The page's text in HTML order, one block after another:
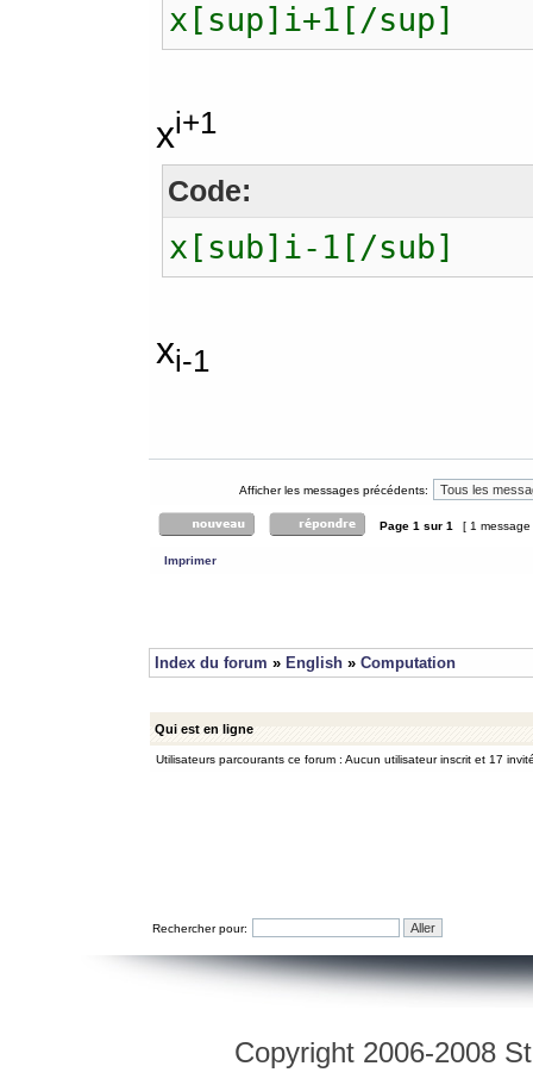
x[sup]i+1[/sup]
xi+1
Code:
x[sub]i-1[/sub]
xi-1
Afficher les messages précédents:
Page 1 sur 1 [ 1
Imprimer
Index du forum » English » Computation
Qui est en ligne
Utilisateurs parcourants ce forum : Aucun utilisateur inscrit et 17
Rechercher pour:
Copyright 2006-2008